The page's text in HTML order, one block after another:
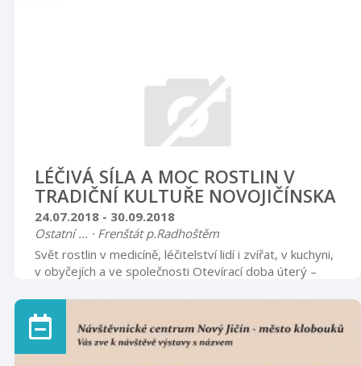
LÉČIVÁ SÍLA A MOC ROSTLIN V
TRADIČNÍ KULTUŘE NOVOJIČÍNSKA
24.07.2018 - 30.09.2018
Ostatní ... · Frenštát p.Radhoštěm
Svět rostlin v medicíně, léčitelství lidí i zvířat, v kuchyni,
v obyčejích a ve společnosti Otevírací doba úterý –